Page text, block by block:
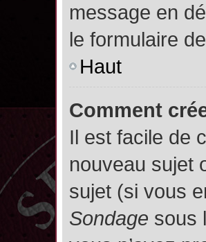
message en
le formulaire
Haut
Comment
Il est facile de
nouveau sujet
sujet (si vous
Sondage sous